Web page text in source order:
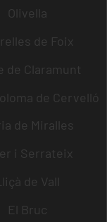
Olivella
de Foix
de Claramunt
de Cervelló
de Miralles
i Serrateix
de Vall
El Bruc